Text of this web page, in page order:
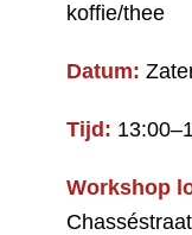
koffie/thee
Datum:
Tijd:
Workshop